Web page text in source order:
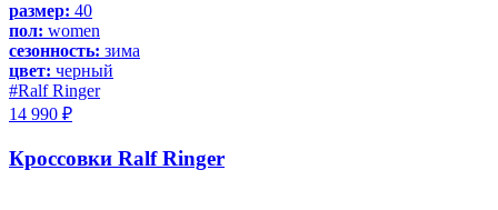
размер: 40
пол: women
сезонность: зима
цвет: черный
#Ralf Ringer
14 990 ₽
Кроссовки Ralf Ringer